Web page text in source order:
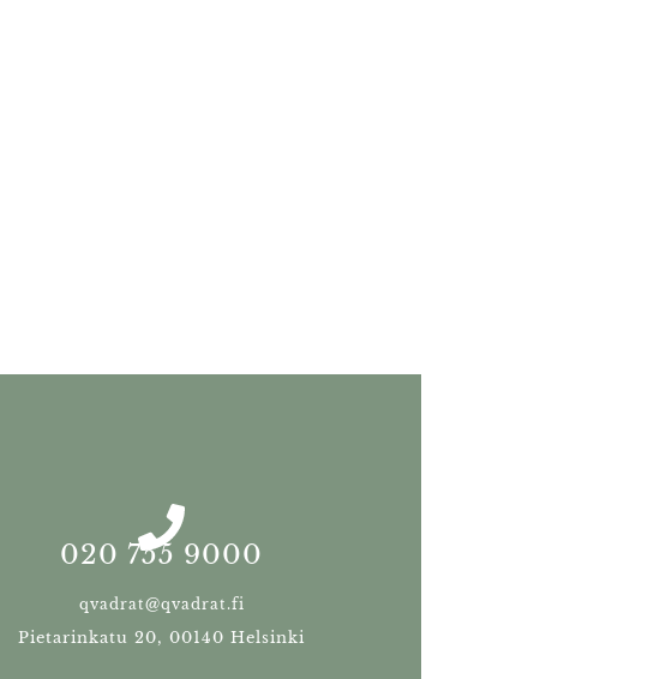
020 755 9000
qvadrat@qvadrat.fi
Pietarinkatu 20, 00140 Helsinki